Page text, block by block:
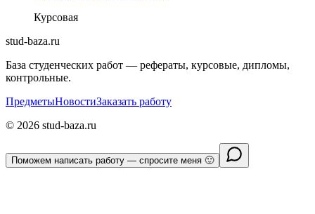
Курсовая
stud-baza.ru
База студенческих работ — рефераты, курсовые, дипломы,
контрольные.
ПредметыНовостиЗаказать работу
© 2026 stud-baza.ru
Поможем написать работу — спросите меня 🙂